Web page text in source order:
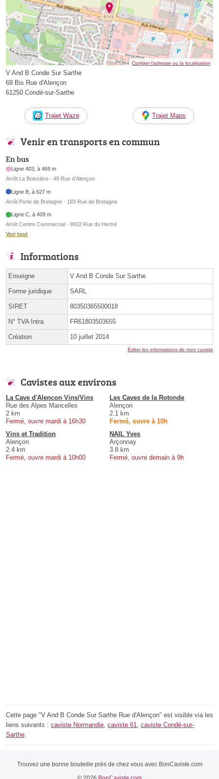
Corriger l’adresse ou la localisation
V And B Conde Sur Sarthe
69 Bis Rue d'Alençon
61250 Condé-sur-Sarthe
Trajet Waze Trajet Maps
Venir en transports en commun
En bus
Ligne 403, à 469 m
Arrêt La Boissière - 49 Rue d'Alençon
Ligne B, à 627 m
Arrêt Porte de Bretagne - 183 Rue de Bretagne
Ligne C, à 409 m
Arrêt Centre Commercial - 9002 Rue du Hertré
Voir tout
Informations
Enseigne V And B Conde Sur Sarthe
Forme juridique SARL
SIRET 80350365500018
N° TVA Intra. FR61803503655
Création 10 juillet 2014
Éditer les informations de mon caviste
Cavistes aux environs
La Cave d'Alencon Vins/Vins
Rue des Alpes Mancelles
2 km
Fermé, ouvre mardi à 16h30
Les Caves de la Rotonde
Alençon
2.1 km
Fermé, ouvre à 10h
Vins et Tradition
Alençon
2.4 km
Fermé, ouvre mardi à 10h00
NAIL Yves
Arçonnay
3.8 km
Fermé, ouvre demain à 9h
Cette page "V And B Conde Sur Sarthe Rue d'Alençon" est visible via les
liens suivants : caviste Normandie, caviste 61, caviste Condé-sur-
Sarthe.
Trouvez une bonne bouteille près de chez vous avec BonCaviste.com